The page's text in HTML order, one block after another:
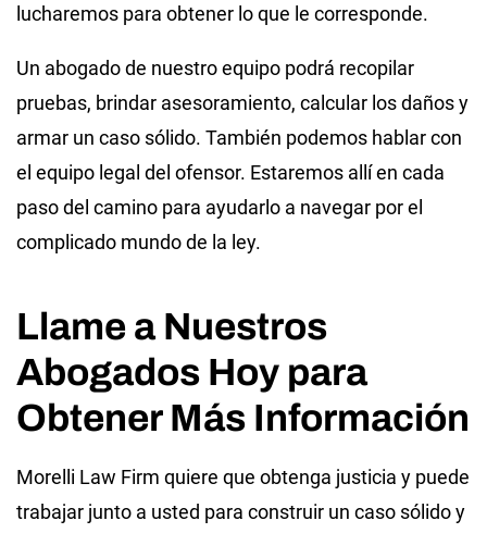
lucharemos para obtener lo que le corresponde.
Un abogado de nuestro equipo podrá recopilar
pruebas, brindar asesoramiento, calcular los daños y
armar un caso sólido. También podemos hablar con
el equipo legal del ofensor. Estaremos allí en cada
paso del camino para ayudarlo a navegar por el
complicado mundo de la ley.
Llame a Nuestros
Abogados Hoy para
Obtener Más Información
Morelli Law Firm quiere que obtenga justicia y puede
trabajar junto a usted para construir un caso sólido y